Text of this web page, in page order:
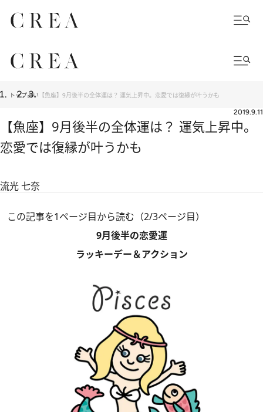
トップ占い 【魚座】9月後半の全体運は？ 運気上昇中。恋愛では復縁が叶うかも
2019.9.11
【魚座】9月後半の全体運は？ 運気上昇中。
恋愛では復縁が叶うかも
流光 七奈
この記事を1ページ目から読む（2/3ページ目）
9月後半の恋愛運
ラッキーデー＆アクション